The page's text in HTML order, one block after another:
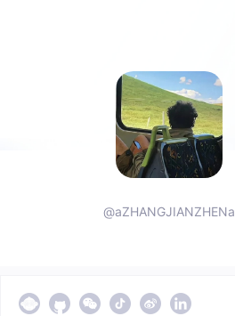
@aZHANGJIANZHENa